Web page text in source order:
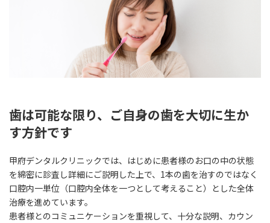
歯は可能な限り、ご自身の歯を大切に生か
す方針です
甲府デンタルクリニックでは、はじめに患者様のお口の中の状態
を綿密に診査し詳細にご説明した上で、1本の歯を治すのではなく
口腔内一単位（口腔内全体を一つとして考えること）とした全体
治療を進めています。
患者様とのコミュニケーションを重視して、十分な説明、カウン